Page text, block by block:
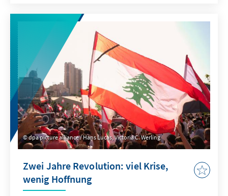
geführt. Neue sowie etablierte
Oppositionskräfte und unabhängige
Kandidaten gehen indes gestärkt aus den
Wahlen hervor. Nun stellt sich die Frage, ob es
der fragmentierten Opposition gelingt, eine
Allianz zu formen, die personelle und
inhaltliche Alternativen anbietet, ob es zu
einer Art Einheitsregierung kommt oder ob
das Land in einer politischen Paralyse
verharrt.
dpa picture alliance / Hans Lucas, Victoria C. Werling
Zwei Jahre Revolution: viel Krise,
wenig Hoffnung